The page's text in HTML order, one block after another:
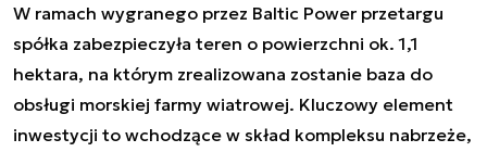
W ramach wygranego przez Baltic Power przetargu
spółka zabezpieczyła teren o powierzchni ok. 1,1
hektara, na którym zrealizowana zostanie baza do
obsługi morskiej farmy wiatrowej. Kluczowy element
inwestycji to wchodzące w skład kompleksu nabrzeże,